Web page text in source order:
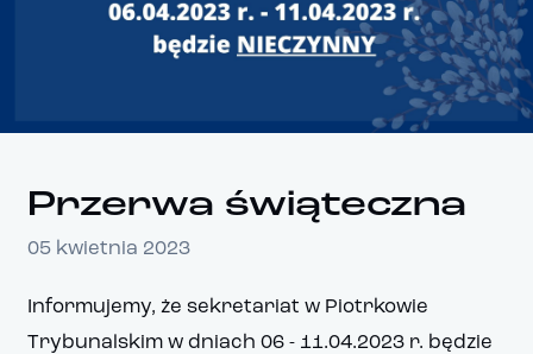
Przerwa świąteczna
05 kwietnia 2023
Informujemy, że sekretariat w Piotrkowie
Trybunalskim w dniach 06 - 11.04.2023 r. będzie